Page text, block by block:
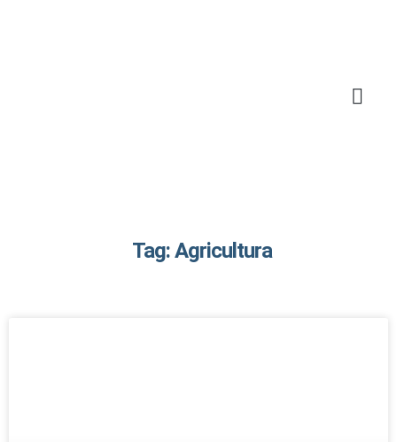
Tag: Agricultura